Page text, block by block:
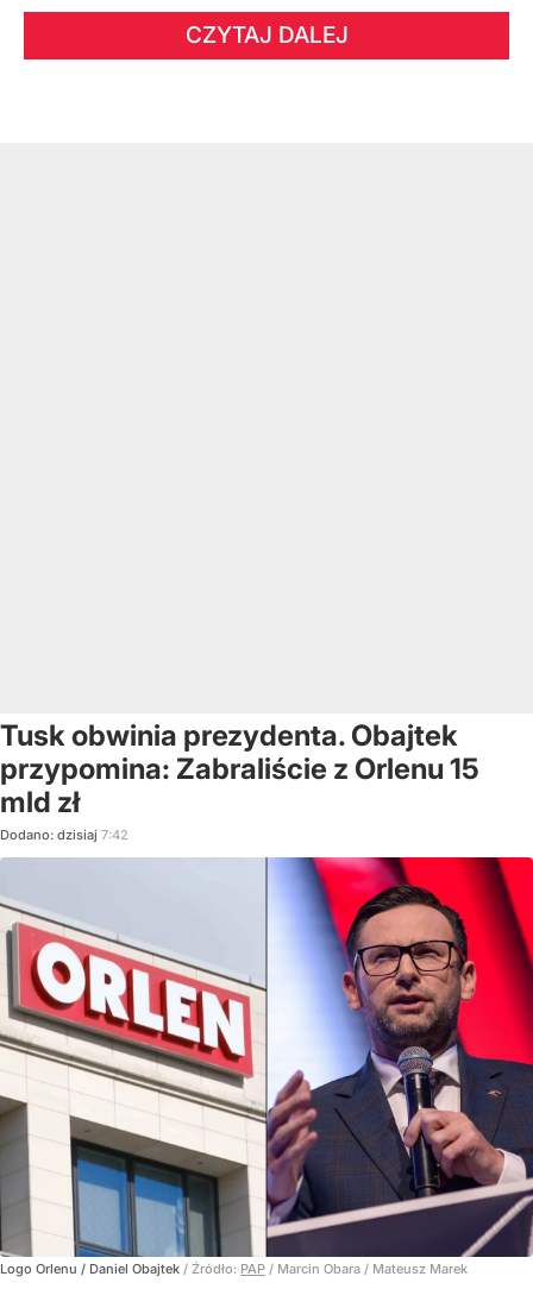
CZYTAJ DALEJ
Tusk obwinia prezydenta. Obajtek
przypomina: Zabraliście z Orlenu 15
mld zł
Dodano: dzisiaj 7:42
Logo Orlenu / Daniel Obajtek / Źródło: PAP / Marcin Obara / Mateusz Marek